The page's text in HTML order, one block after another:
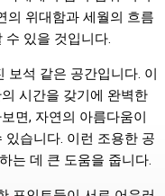
의 위대함과 세월의 흐름
수 있을 것입니다.
보석 같은 공간입니다. 이
시간을 갖기에 완벽한
면, 자연의 아름다움이
습니다. 이런 조용한 공
는 데 큰 도움을 줍니다.